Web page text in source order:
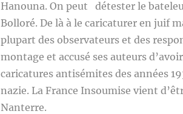
Hanouna. On peut détester le
Bolloré. De là à le caricaturer en juif
plupart des observateurs et des
montage et accusé ses auteurs
caricatures antisémites des années
nazie. La France Insoumise vient
Nanterre.